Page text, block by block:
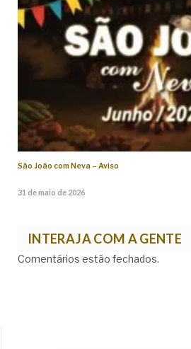
São João com Neva – Aviso
31 de maio de 2026
INTERAJA COM A GENTE
Comentários estão fechados.